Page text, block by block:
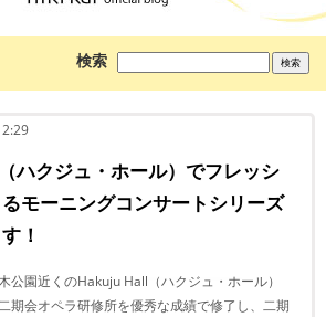
検索
を
ハクジュ・ホール）でフレッシ
モーニングコンサートシリーズ
！
公園近くのHakuju Hall（ハクジュ・ホール）
期会オペラ研修所を優秀な成績で修了し、二期